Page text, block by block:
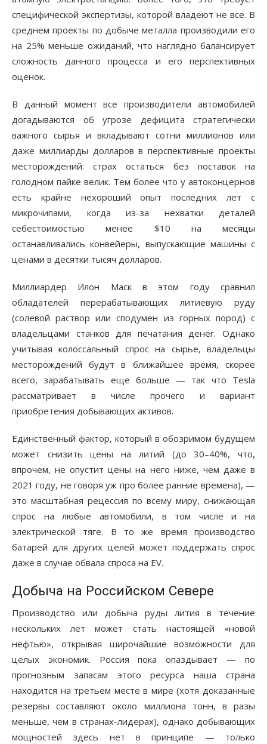
специфической экспертизы, которой владеют не все. В
среднем проекты по добыче металла производили его
на 25% меньше ожиданий, что наглядно балансирует
сложность данного процесса и его перспективных
оценок.
В данный момент все производители автомобилей
догадываются об угрозе дефицита стратегически
важного сырья и вкладывают сотни миллионов или
даже миллиарды долларов в перспективные проекты
месторождений: страх остаться без поставок на
голодном пайке велик. Тем более что у автоконцернов
есть крайне нехороший опыт последних лет с
микрочипами, когда из-за нехватки деталей
себестоимостью менее $10 на месяцы
останавливались конвейеры, выпускающие машины с
ценами в десятки тысяч долларов.
Миллиардер Илон Маск в этом году сравнил
обладателей перерабатывающих литиевую руду
(солевой раствор или сподумен из горных пород) с
владельцами станков для печатания денег. Однако
учитывая колоссальный спрос на сырье, владельцы
месторождений будут в ближайшее время, скорее
всего, зарабатывать еще больше — так что Tesla
рассматривает в числе прочего и вариант
приобретения добывающих активов.
Единственный фактор, который в обозримом будущем
может снизить цены на литий (до 30–40%, что,
впрочем, не опустит цены на него ниже, чем даже в
2021 году, не говоря уж про более ранние времена), —
это масштабная рецессия по всему миру, снижающая
спрос на любые автомобили, в том числе и на
электрической тяге. В то же время производство
батарей для других целей может поддержать спрос
даже в случае обвала спроса на EV.
Добыча на Российском Севере
Производство или добыча руды лития в течение
нескольких лет может стать настоящей «новой
нефтью», открывая широчайшие возможности для
целых экономик. Россия пока опаздывает — по
прогнозным запасам этого ресурса наша страна
находится на третьем месте в мире (хотя доказанные
резервы составляют около миллиона тонн, в разы
меньше, чем в странах-лидерах), однако добывающих
мощностей здесь нет в принципе — только